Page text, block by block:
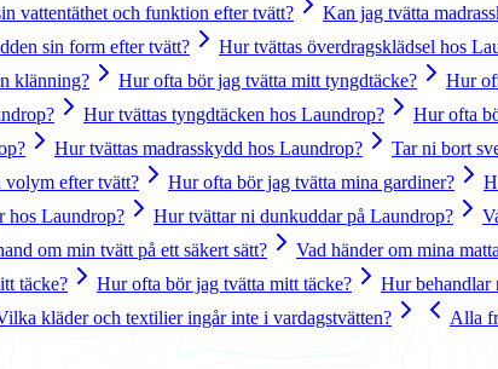
vattentäthet och funktion efter tvätt? Kan jag tvätta
sin form efter tvätt? Hur tvättas överdragsklädsel hos
klänning? Hur ofta bör jag tvätta mitt tyngdtäcke? Hur
Hur tvättas tyngdtäcken hos Laundrop? Hur ofta
Hur tvättas madrasskydd hos Laundrop? Tar ni bort
efter tvätt? Hur ofta bör jag tvätta mina gardiner?
hos Laundrop? Hur tvättar ni dunkuddar på Laundrop?
om min tvätt på ett säkert sätt? Vad händer om mina
täcke? Hur ofta bör jag tvätta mitt täcke? Hur behandlar
kläder och textilier ingår inte i vardagstvätten? Alla